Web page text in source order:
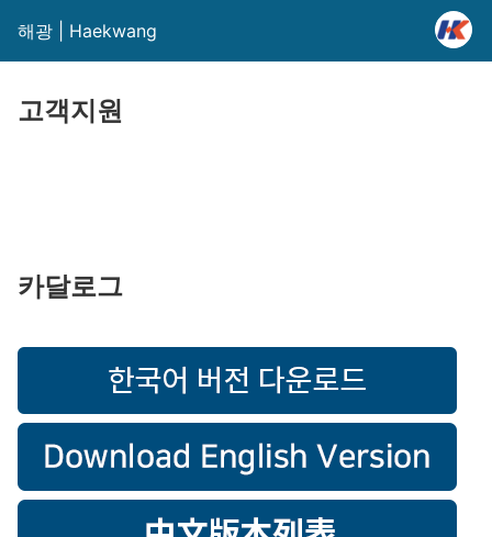
해광 | Haekwang
고객지원
카달로그